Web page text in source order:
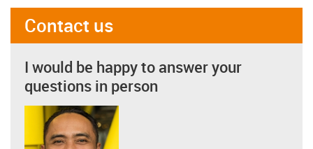
Contact us
I would be happy to answer your
questions in person